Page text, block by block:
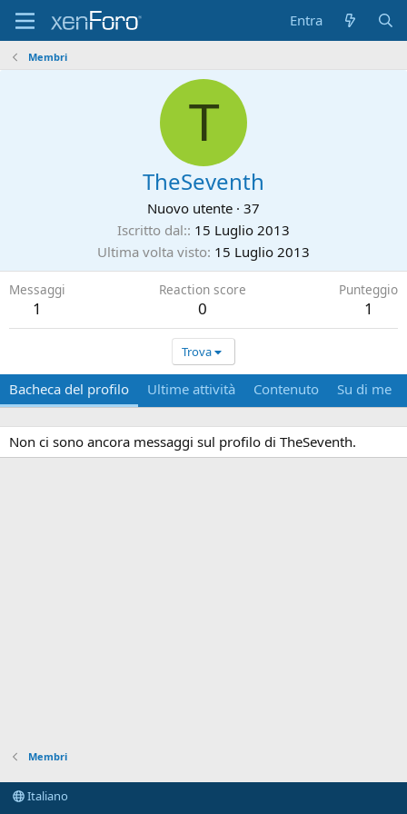
Entra
Membri
T
TheSeventh
Nuovo utente · 37
Iscritto dal: 15 Luglio 2013
Ultima volta visto 15 Luglio 2013
Messaggi
1
Reaction score
0
Punteggio
1
Trova
Bacheca del profilo Ultime attività Contenuto Su di me
Non ci sono ancora messaggi sul profilo di TheSeventh.
Membri
Italiano